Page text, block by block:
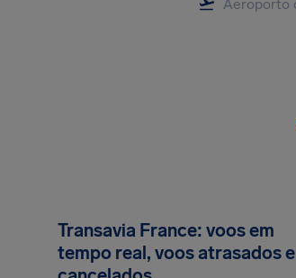
Transavia France: voos em
tempo real, voos atrasados e